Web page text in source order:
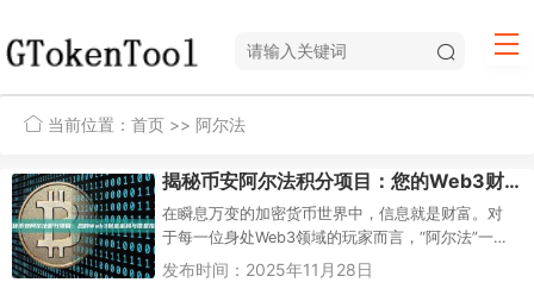
当前位置： 首页 >> 阿尔法
揭秘币安阿尔法积分项目：您的Web3财富密码与信息指南
在瞬息万变的加密货币世界中，信息就是财富。对
于每一位身处Web3领域的玩家而言，“阿尔法”一词
代表着那些能够带来超额回报的早期、高价值信
发布时间：2025年11月28日